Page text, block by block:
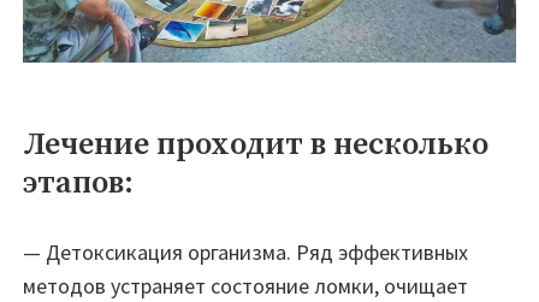
Лечение проходит в несколько
этапов:
— Детоксикация организма. Ряд эффективных
методов устраняет состояние ломки, очищает